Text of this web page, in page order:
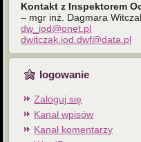
Kontakt z Inspektorem
– mgr inż. Dagmara
dw_iod@onet.pl
dwitczak.iod.dwf@data.pl
logowanie
Zaloguj się
Kanał wpisów
Kanał komentarzy